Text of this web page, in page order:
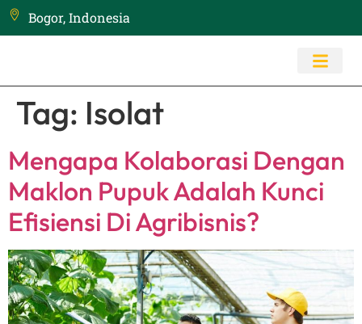
Bogor, Indonesia
Tag: Isolat
Mengapa Kolaborasi Dengan
Maklon Pupuk Adalah Kunci
Efisiensi Di Agribisnis?